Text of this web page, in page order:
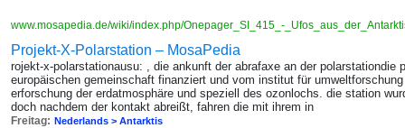
www.mosapedia.de/wiki/index.php/Onepager_SI_415_-
Projekt-X-Polarstation – MosaPedia
rojekt-x-polarstationausu: , die ankunft der abrafaxe an der polarstationdie
europäischen gemeinschaft finanziert und vom institut für
erforschung der erdatmosphäre und speziell des ozonlochs. die station
doch nachdem der kontakt abreißt, fahren die mit ihrem in
Freitag: Nederlands > Antarktis